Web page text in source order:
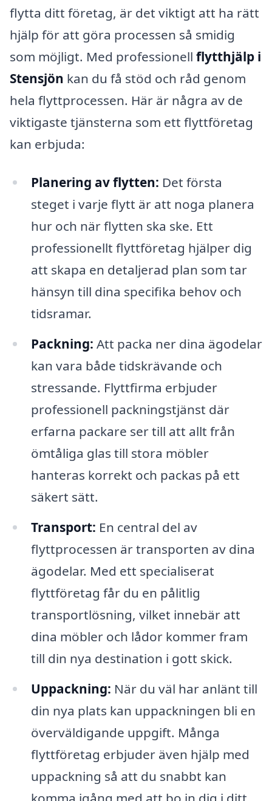
flytta ditt företag, är det viktigt att ha rätt
hjälp för att göra processen så smidig
som möjligt. Med professionell flytthjälp i
Stensjön kan du få stöd och råd genom
hela flyttprocessen. Här är några av de
viktigaste tjänsterna som ett flyttföretag
kan erbjuda:
Planering av flytten: Det första
steget i varje flytt är att noga planera
hur och när flytten ska ske. Ett
professionellt flyttföretag hjälper dig
att skapa en detaljerad plan som tar
hänsyn till dina specifika behov och
tidsramar.
Packning: Att packa ner dina ägodelar
kan vara både tidskrävande och
stressande. Flyttfirma erbjuder
professionell packningstjänst där
erfarna packare ser till att allt från
ömtåliga glas till stora möbler
hanteras korrekt och packas på ett
säkert sätt.
Transport: En central del av
flyttprocessen är transporten av dina
ägodelar. Med ett specialiserat
flyttföretag får du en pålitlig
transportlösning, vilket innebär att
dina möbler och lådor kommer fram
till din nya destination i gott skick.
Uppackning: När du väl har anlänt till
din nya plats kan uppackningen bli en
överväldigande uppgift. Många
flyttföretag erbjuder även hjälp med
uppackning så att du snabbt kan